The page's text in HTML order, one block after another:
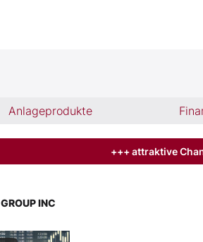
Anlageprodukte
Ausgabe BÖRSE ONLINE lesen
+++ attraktive
INC